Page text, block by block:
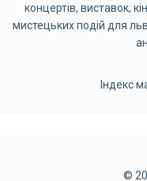
концертів, виставок,
мистецьких подій для
Індекс
©